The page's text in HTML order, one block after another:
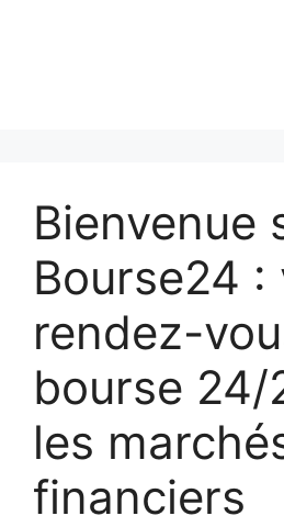
Bienvenue
Bourse24 :
rendez-
bourse 24/
les
financiers